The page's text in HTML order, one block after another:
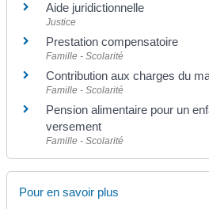
Aide juridictionnelle
Justice
Prestation compensatoire
Famille - Scolarité
Contribution aux charges du
Famille - Scolarité
Pension alimentaire pour un
versement
Famille - Scolarité
Pour en savoir plus